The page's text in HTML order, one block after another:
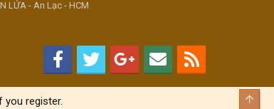
LỬA - An Lạc - HCM
you register. Top